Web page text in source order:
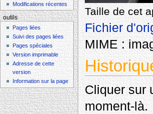
Taille de cet
Fichier
MIME :
Cliquer sur
moment-là.
Modifications récentes
outils
Pages liées
Suivi des pages liées
Pages spéciales
Version imprimable
Adresse de cette
version
Information sur la page